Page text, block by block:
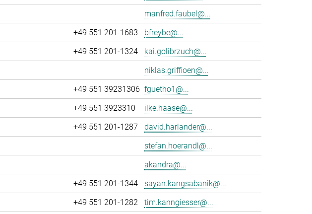
manfred.faubel@...
+49 551 201-1683
bfreybe@...
+49 551 201-1324
kai.golibrzuch@...
niklas.griffioen@...
+49 551 39231306 fguetho1@...
+49 551 3923310
ilke.haase@...
+49 551 201-1287
david.harlander@...
stefan.hoerandl@...
akandra@...
+49 551 201-1344
sayan.kangsabanik@...
+49 551 201-1282
tim.kanngiesser@...